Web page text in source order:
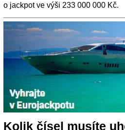
o jackpot ve výši 233 000 000 Kč.
Kolik čísel musíte